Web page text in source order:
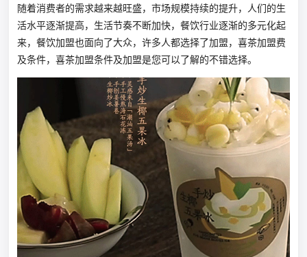
随着消费者的需求越来越旺盛，市场规模持续的提升，人们的生
活水平逐渐提高，生活节奏不断加快，餐饮行业逐渐的多元化起
来，餐饮加盟也面向了大众，许多人都选择了加盟，喜茶加盟费
及条件，喜茶加盟条件及加盟是您可以了解的不错选择。